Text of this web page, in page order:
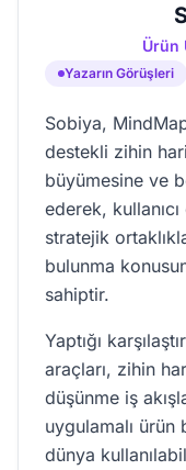
Ürün
Yazarın Görüşleri
Sobiya,
destekli zihin
büyümesine ve
ederek,
stratejik
bulunma
sahiptir.
Yaptığı
araçları, zihin
düşünme iş
uygulamalı
dünya